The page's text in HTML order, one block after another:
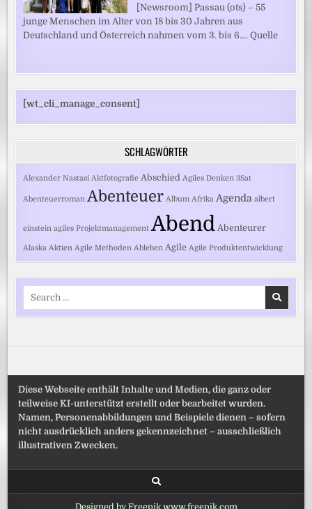
[Newsroom] Passau (ots) – 55
junge Menschen im Alter von 18 bis 30 Jahren aus
Deutschland und Österreich nahmen vom 3. bis 6.... Quelle
[wt_cli_manage_consent]
SCHLAGWÖRTER
Alexander Nastasi Aktfotografie Abschied Agiles Denken 3Sat
Abenteuerroman Abenteuer Album Afrika Agenda albert
einstein agiles Projektmanagement Abend Abenteurer
Alaska Aktien Agile Methoden Ableben Agile Agile Produktentwicklung
Search
Diese Webseite enthält Inhalte und Medien, die ganz oder
teilweise KI-unterstützt erstellt oder bearbeitet wurden.
Namen, Personenabbildungen und Beispiele dienen – sofern
nicht ausdrücklich anders gekennzeichnet – ausschließlich
illustrativen Zwecken.